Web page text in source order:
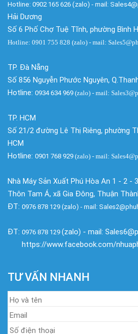
Hotline: 0902 165 626 (zalo) - mail:
Hải Dương
Số 6 Phố Chợ Tuệ Tĩnh, phường Bình
Hotline: 0901 755 828 (zalo) - mail:
TP. Đà Nẵng
Số 856 Nguyễn Phước Nguyên,
Hotline: 0934 634 969 (zalo) - mail:
TP. HCM
Số 21/2 đường Lê Thị Riêng, phường
HCM
Hotline: 0901 768 929 (zalo) - mail:
Nhà Máy Sản Xuất Phú Hòa An 1 - 2 -
Thôn Tam Á, xã Gia Đông, Thuận
ĐT: 0976 878 129 (zalo) - mail:
ĐT: 0976 878 129 (zalo) - mail:
https://www.facebook.com/
TƯ VẤN NHANH